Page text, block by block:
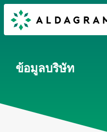
ข้อมูลบริษัท